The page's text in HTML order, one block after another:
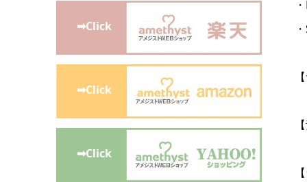
➡Click
➡Click
➡Click